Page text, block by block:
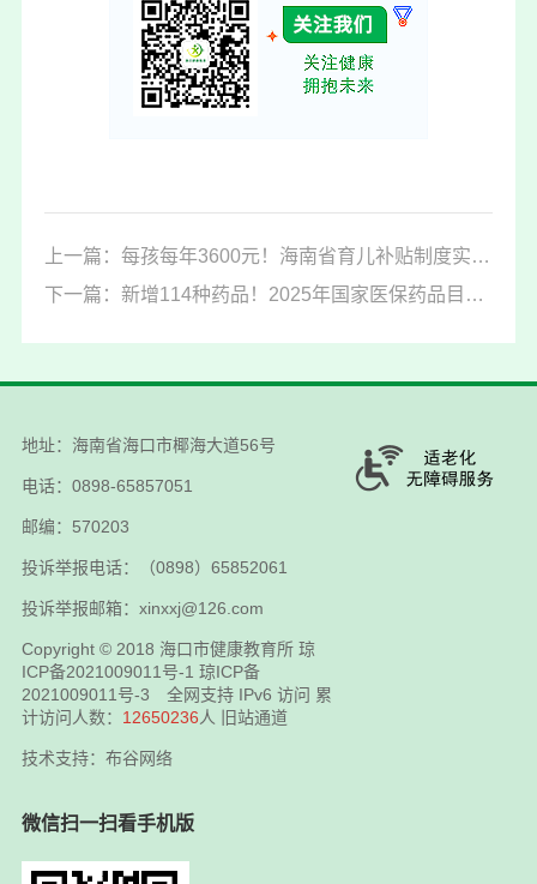
上一篇：每孩每年3600元！海南省育儿补贴制度实施方案公布
下一篇：新增114种药品！2025年国家医保药品目录公布
地址：海南省海口市椰海大道56号
电话：0898-65857051
邮编：570203
投诉举报电话：（0898）65852061
投诉举报邮箱：xinxxj@126.com
Copyright © 2018 海口市健康教育所 琼
ICP备2021009011号-1 琼ICP备
2021009011号-3 全网支持 IPv6 访问 累
计访问人数： 12650236人 旧站通道
技术支持：布谷网络
微信扫一扫看手机版